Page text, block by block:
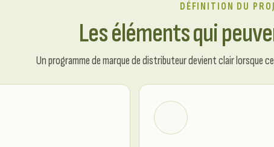
DÉFINITION DU
Les éléments qui
Un programme de marque de distributeur devient clair lorsque